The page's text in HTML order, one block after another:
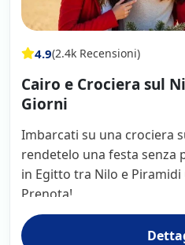
4.9(2.4k Recensioni)
Cairo e Crociera sul
Giorni
Imbarcati su una crociera
rendetelo una festa senza
in Egitto tra Nilo e
Prenota!